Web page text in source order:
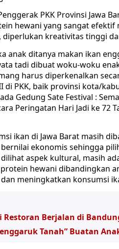
PKK Provinsi Jawa
hewani yang sangat
diperlukan kreativitas tinggi
anak ditanya makan ikan
tadi dibuat woku-woku
harus diperkenalkan
di PKK, baik provinsi kota/
Gedung Sate Festival :
Peringatan Hari Jadi ke 72
ikan di Jawa Barat masih
ekonomis sehingga
aspek kultural, masih
hewani dibandingkan
meningkatkan konsumsi
Restoran Berjalan di
Tanah” Buatan